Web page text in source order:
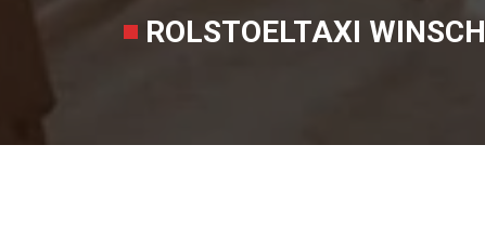
ROLSTOELTAXI